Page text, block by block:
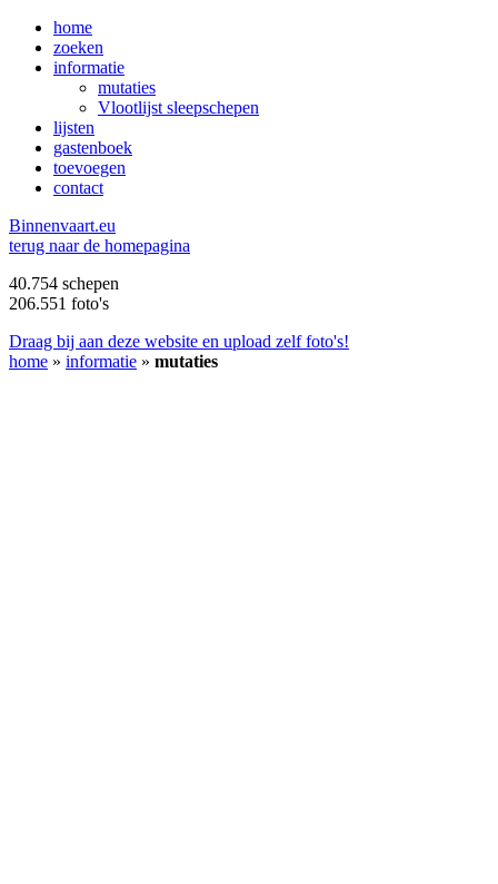
home
zoeken
informatie
mutaties
Vlootlijst sleepschepen
lijsten
gastenboek
toevoegen
contact
Binnenvaart.eu
terug naar de homepagina
40.754 schepen
206.551 foto's
Draag bij aan deze website en upload zelf foto's!
home » informatie » mutaties